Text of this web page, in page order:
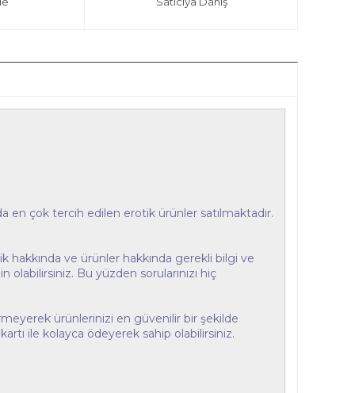
en çok tercih edilen erotik ürünler satılmaktadır.
ve ürünler hakkında gerekli bilgi ve
olabilirsiniz. Bu yüzden sorularınızı hiç
ürünlerinizi en güvenilir bir şekilde
ile kolayca ödeyerek sahip olabilirsiniz.